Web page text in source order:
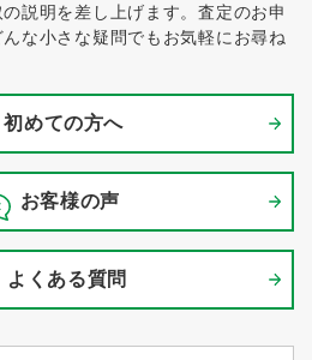
説明を差し上げます。査定のお申
な小さな疑問でもお気軽にお尋ね
初めての方へ
お客様の声
よくある質問